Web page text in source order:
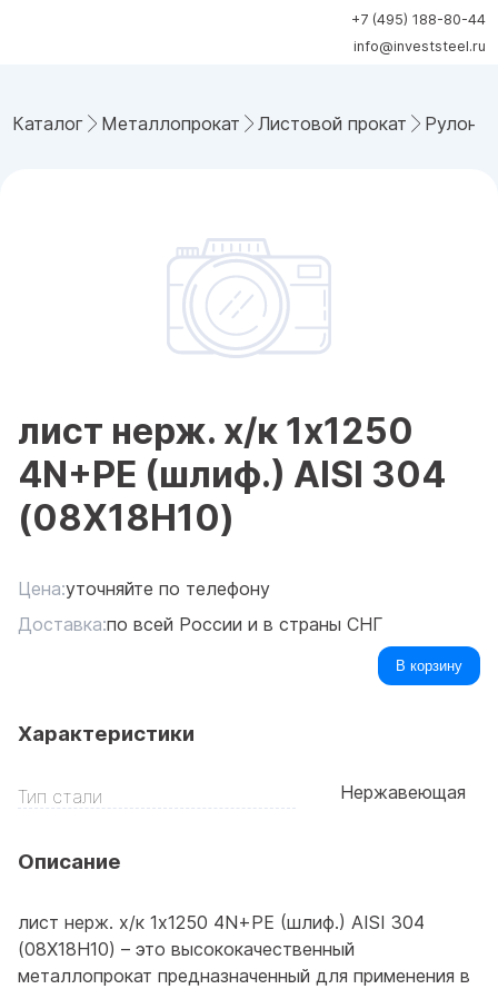
+7 (495) 188-80-44
info@investsteel.ru
Каталог Металлопрокат Листовой прокат
лист нерж. х/к 1х1250
4N+PE (шлиф.) AISI 304
(08Х18Н10)
Цена:уточняйте по телефону
Доставка:по всей России и в страны СНГ
В корзину
Характеристики
Тип стали Нержавеющая
Описание
лист нерж. х/к 1х1250 4N+PE (шлиф.) AISI 304
(08Х18Н10) – это высококачественный
металлопрокат предназначенный для применения в